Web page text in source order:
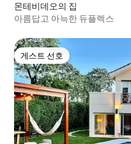
몬테비데오의 집
아름답고 아늑한 듀플렉스
게스트 선호
게스트 선호